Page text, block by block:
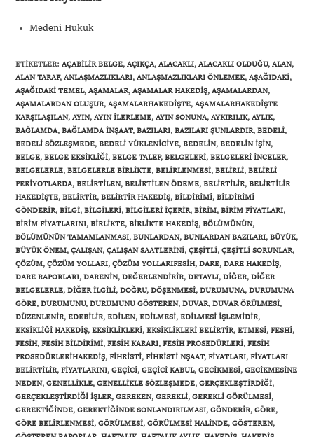
Medeni Hukuk
ETIKETLER:AÇABILIR BELGE, AÇIKÇA, ALACAKLI, ALACAKLI OLDUĞU, ALAN,
ALAN TARAF, ANLAŞMAZLIKLARI, ANLAŞMAZLIKLARI ÖNLEMEK, AŞAĞIDAKI,
AŞAĞIDAKI TEMEL, AŞAMALAR, AŞAMALAR HAKEDIŞ, AŞAMALARDAN,
AŞAMALARDAN OLUŞUR, AŞAMALARHAKEDIŞTE, AŞAMALARHAKEDIŞTE
KARŞILAŞILAN, AYIN, AYIN ILERLEME, AYIN SONUNA, AYKIRILIK, AYLIK,
BAĞLAMDA, BAĞLAMDA INŞAAT, BAZILARI, BAZILARI ŞUNLARDIR, BEDELI,
BEDELI SÖZLEŞMEDE, BEDELI YÜKLENICIYE, BEDELIN, BEDELIN IŞIN,
BELGE, BELGE EKSIKLIĞI, BELGE TALEP, BELGELERI, BELGELERI INCELER,
BELGELERLE, BELGELERLE BIRLIKTE, BELIRLENMESI, BELIRLI, BELIRLI
PERIYOTLARDA, BELIRTILEN, BELIRTILEN ÖDEME, BELIRTILIR, BELIRTILIR
HAKEDIŞTE, BELIRTIR, BELIRTIR HAKEDIŞ, BILDIRIMI, BILDIRIMI
GÖNDERIR, BILGI, BILGILERI, BILGILERI IÇERIR, BIRIM, BIRIM FIYATLARI,
BIRIM FIYATLARINI, BIRLIKTE, BIRLIKTE HAKEDIŞ, BÖLÜMÜNÜN,
BÖLÜMÜNÜN TAMAMLANMASI, BUNLARDAN, BUNLARDAN BAZILARI, BÜYÜK,
BÜYÜK ÖNEM, ÇALIŞAN, ÇALIŞAN SAATLERINI, ÇEŞITLI, ÇEŞITLI SORUNLAR,
ÇÖZÜM, ÇÖZÜM YOLLARI, ÇÖZÜM YOLLARIFESIH, DARE, DARE HAKEDIŞ,
DARE RAPORLARI, DARENIN, DEĞERLENDIRIR, DETAYLI, DIĞER, DIĞER
BELGELERLE, DIĞER ILGILI, DOĞRU, DÖŞENMESI, DURUMUNA, DURUMUNA
GÖRE, DURUMUNU, DURUMUNU GÖSTEREN, DUVAR, DUVAR ÖRÜLMESI,
DÜZENLENIR, EDEBILIR, EDILEN, EDILMESI, EDILMESI IŞLEMIDIR,
EKSIKLIĞI HAKEDIŞ, EKSIKLIKLERI, EKSIKLIKLERI BELIRTIR, ETMESI, FESHI,
FESIH, FESIH BILDIRIMI, FESIH KARARI, FESIH PROSEDÜRLERI, FESIH
PROSEDÜRLERIHAKEDIŞ, FIHRISTI, FIHRISTI NŞAAT, FIYATLARI, FIYATLARI
BELIRTILIR, FIYATLARINI, GEÇICI, GEÇICI KABUL, GECIKMESI, GECIKMESINE
NEDEN, GENELLIKLE, GENELLIKLE SÖZLEŞMEDE, GERÇEKLEŞTIRDIĞI,
GERÇEKLEŞTIRDIĞI IŞLER, GEREKEN, GEREKLI, GEREKLI GÖRÜLMESI,
GEREKTIĞINDE, GEREKTIĞINDE SONLANDIRILMASI, GÖNDERIR, GÖRE,
GÖRE BELIRLENMESI, GÖRÜLMESI, GÖRÜLMESI HALINDE, GÖSTEREN,
Gönder